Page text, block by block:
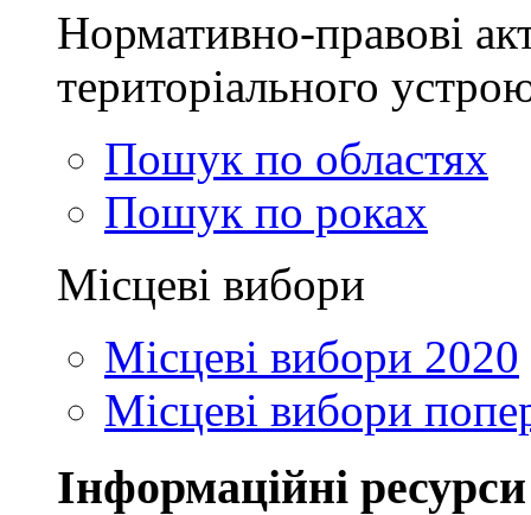
Нормативно-правові
територіального
Пошук по областях
Пошук по роках
Місцеві вибори
Місцеві вибори 2020
Місцеві вибори
Інформаційні ресурси